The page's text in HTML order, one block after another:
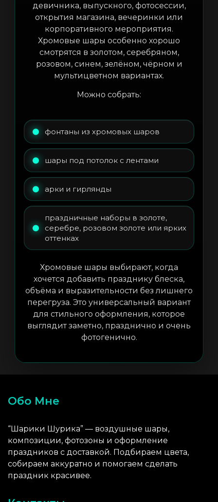
девичника, выпускного, фотосессии,
открытия магазина, вечеринки или
корпоративного мероприятия.
Хромовые шары особенно хорошо
смотрятся в золотом, серебряном,
розовом, синем, зелёном, чёрном и
мультицветном вариантах.
Можно собрать:
фонтаны из хромовых шаров
шары под потолок с лентами
арки и гирлянды
праздничные наборы в золоте,
серебре, розовом золоте или ярких
оттенках
Хромовые шары выбирают, когда
хочется добавить празднику блеска,
объёма и выразительности без лишнего
перегруза. Это универсальный вариант
для стильного оформления, которое
выглядит заметно, празднично и очень
фотогенично.
Обо Мне
“Шарики Шурика” — воздушные шары,
композиции, фотозоны и оформление
праздников с доставкой. Подбираем цвета,
собираем аккуратно и помогаем сделать
праздник красивее.